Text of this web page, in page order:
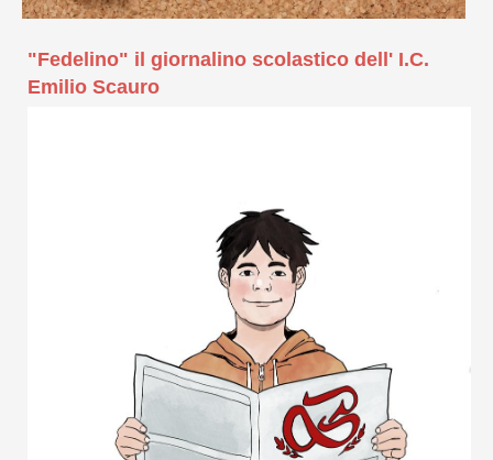
"Fedelino" il giornalino scolastico dell' I.C.
Emilio Scauro